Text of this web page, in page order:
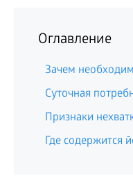
Оглавление
Зачем
Суточная
Признаки
Где содержится